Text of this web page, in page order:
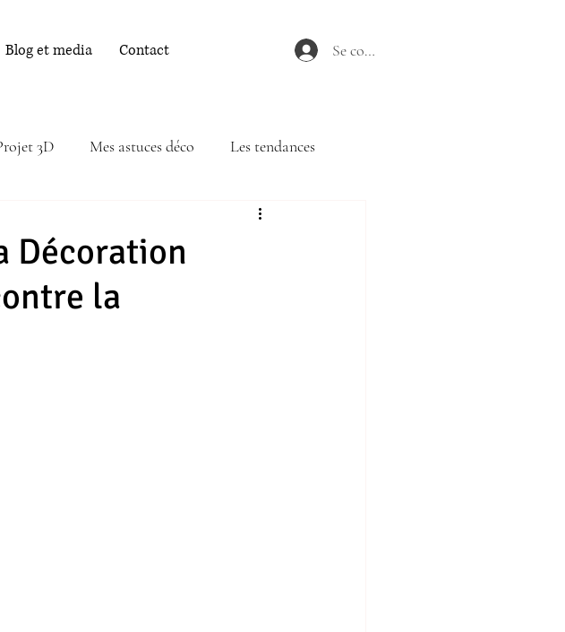
Blog et media Contact Se connecter
3D Mes astuces déco Les tendances
Décoration
la